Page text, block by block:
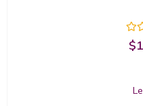
con
$